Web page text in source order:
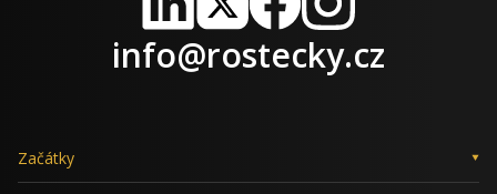
LinkedIn
X FacebookInstagram
info@rostecky.cz
Začátky